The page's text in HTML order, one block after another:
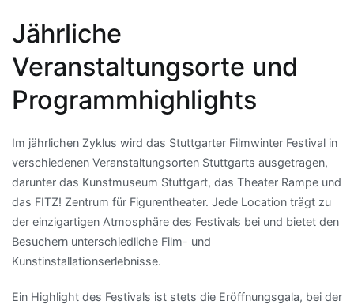
Jährliche
Veranstaltungsorte und
Programmhighlights
Im jährlichen Zyklus wird das Stuttgarter Filmwinter Festival in
verschiedenen Veranstaltungsorten Stuttgarts ausgetragen,
darunter das Kunstmuseum Stuttgart, das Theater Rampe und
das FITZ! Zentrum für Figurentheater. Jede Location trägt zu
der einzigartigen Atmosphäre des Festivals bei und bietet den
Besuchern unterschiedliche Film- und
Kunstinstallationserlebnisse.
Ein Highlight des Festivals ist stets die Eröffnungsgala, bei der